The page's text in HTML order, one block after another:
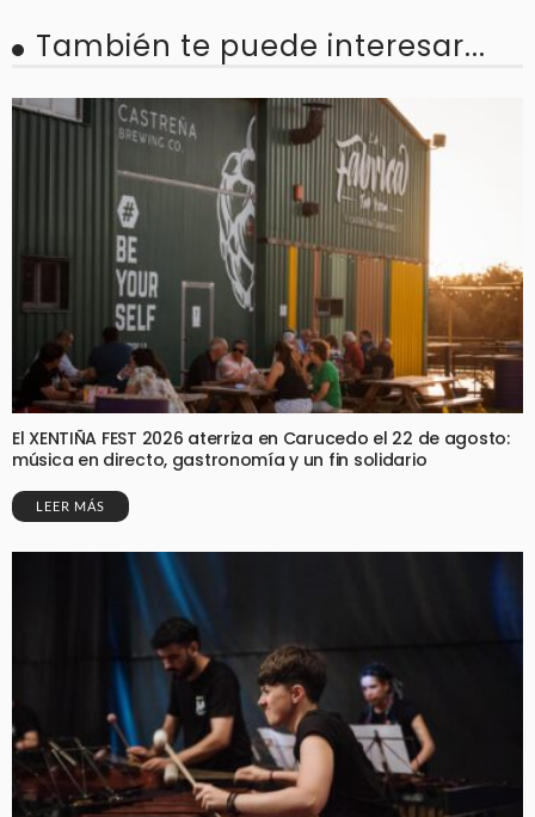
También te puede interesar...
El XENTIÑA FEST 2026 aterriza en Carucedo el 22 de agosto:
música en directo, gastronomía y un fin solidario
LEER MÁS